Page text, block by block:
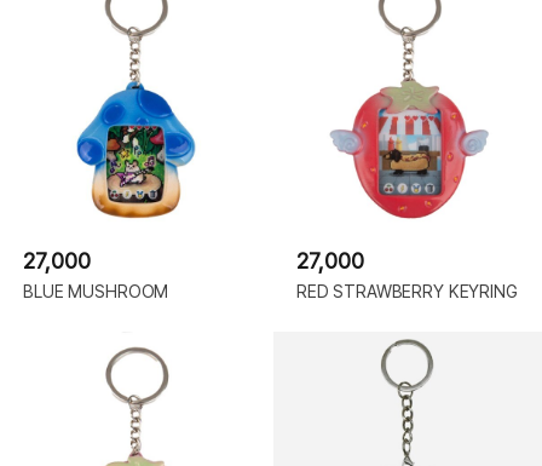
27,000
BLUE MUSHROOM
27,000
RED STRAWBERRY KEYRING